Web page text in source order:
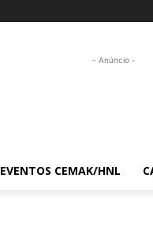
- Anúncio -
EVENTOS CEMAK/HNL